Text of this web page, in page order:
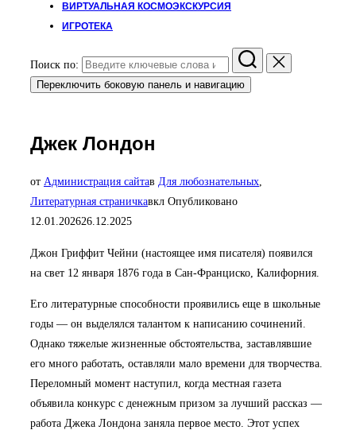
ВИРТУАЛЬНАЯ КОСМОЭКСКУРСИЯ
ИГРОТЕКА
Поиск по:
Переключить боковую панель и навигацию
Джек Лондон
от Администрация сайтав Для любознательных,
Литературная страничкавкл Опубликовано
12.01.202626.12.2025
Джон Гриффит Чейни (настоящее имя писателя) появился
на свет 12 января 1876 года в Сан-Франциско, Калифорния.
Его литературные способности проявились еще в школьные
годы — он выделялся талантом к написанию сочинений.
Однако тяжелые жизненные обстоятельства, заставлявшие
его много работать, оставляли мало времени для творчества.
Переломный момент наступил, когда местная газета
объявила конкурс с денежным призом за лучший рассказ —
работа Джека Лондона заняла первое место. Этот успех